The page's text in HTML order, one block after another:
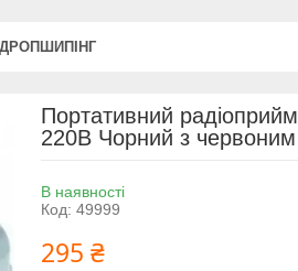
ДРОПШИПІНГ
Портативний
220В Чорний з червоним
В наявності
Код: 49999
295 ₴